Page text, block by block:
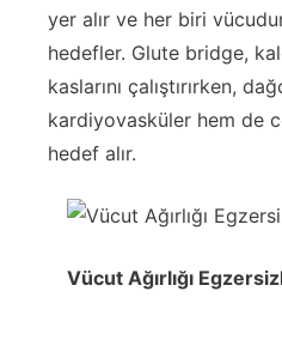
yer alır ve her biri
hedefler. Glute bridge,
kaslarını çalıştırırken,
kardiyovasküler hem de
hedef alır.
Vücut Ağırlığı